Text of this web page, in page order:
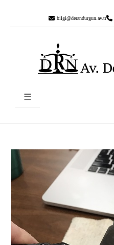
bilgi@derandurgun.av.tr
☰